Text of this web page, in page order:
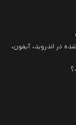
در اندروید، آیفون،